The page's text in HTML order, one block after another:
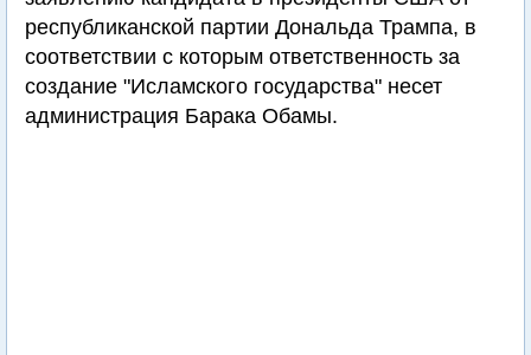
республиканской партии Дональда Трампа, в
соответствии с которым ответственность за
создание "Исламского государства" несет
администрация Барака Обамы.